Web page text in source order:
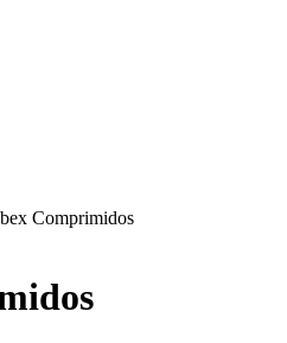
Comprimidos